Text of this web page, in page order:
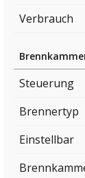
Verbrauch
Steuerung
Brennertyp
Einstellbar